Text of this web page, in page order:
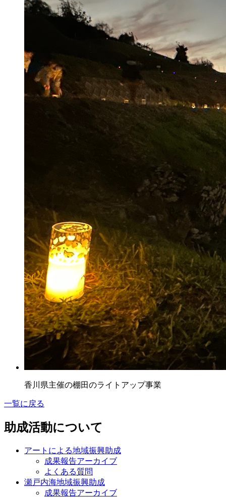
香川県主催の棚田のライトアップ事業
一覧に戻る
助成活動について
アートによる地域振興助成
成果報告アーカイブ
よくある質問
瀬戸内海地域振興助成
成果報告アーカイブ